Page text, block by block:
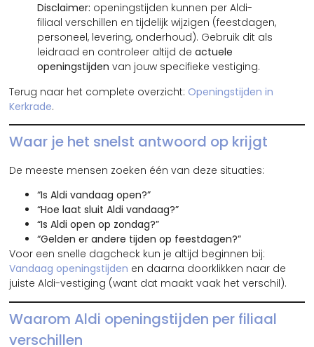
Disclaimer: openingstijden kunnen per Aldi-
filiaal verschillen en tijdelijk wijzigen (feestdagen,
personeel, levering, onderhoud). Gebruik dit als
leidraad en controleer altijd deactuele
openingstijden van jouw specifieke vestiging.
Terug naar het complete overzicht: Openingstijden in
Kerkrade.
Waar je het snelst antwoord op krijgt
De meeste mensen zoeken één van deze situaties:
“Is Aldi vandaag open?”
“Hoe laat sluit Aldi vandaag?”
“Is Aldi open op zondag?”
“Gelden er andere tijden op feestdagen?”
Voor een snelle dagcheck kun je altijd beginnen bij:
Vandaag openingstijden en daarna doorklikken naar de
juiste Aldi-vestiging (want dat maakt vaak het verschil).
Waarom Aldi openingstijden per filiaal
verschillen